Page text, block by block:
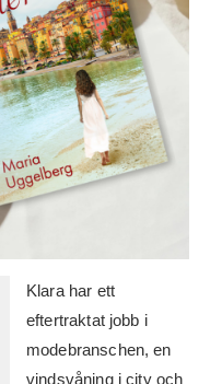
Klara har ett
eftertraktat jobb i
modebranschen, en
vindsvåning i city och